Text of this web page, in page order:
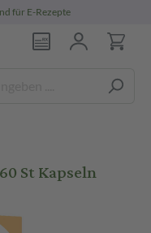
für E-Rezepte
St Kapseln